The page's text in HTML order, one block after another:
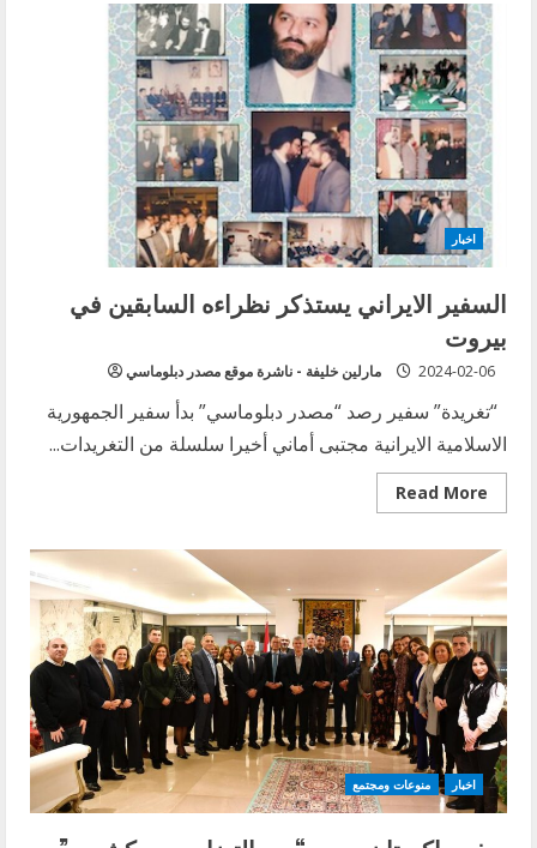
الحكومة
اللبنانية
ليس
وزير
خارجية
لبنان:
خلفية
استدعاء
بو
حبيب
للسفير
البريطاني
بعد
زيارة
كاميرون اخبار
السفير الايراني يستذكر نظراءه السابقين في
بيروت
مارلين خليفة - ناشرة موقع مصدر دبلوماسي 2024-02-06
“تغريدة” سفير رصد “مصدر دبلوماسي” بدأ سفير الجمهورية
الاسلامية الايرانية مجتبى أماني أخيرا سلسلة من التغريدات...
Read More
Read
more
نظراءه
السابقين
في
بيروت
اخبار منوعات ومجتمع